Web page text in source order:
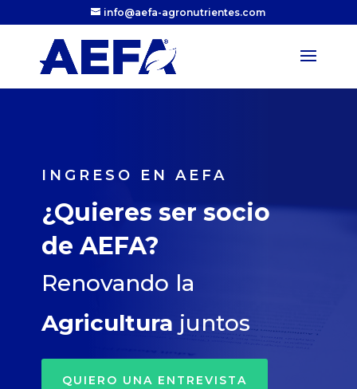
info@aefa-agronutrientes.com
INGRESO EN AEFA
¿Quieres ser socio
de AEFA?
Renovando la
Agricultura juntos
QUIERO UNA ENTREVISTA